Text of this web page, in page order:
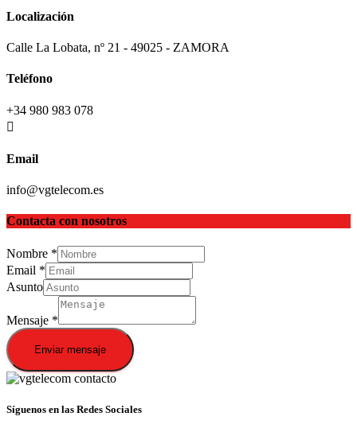
Localización
Calle La Lobata, nº 21 - 49025 - ZAMORA
Teléfono
+34 980 983 078
Email
info@vgtelecom.es
Contacta con nosotros
Nombre *
Email *
Asunto
Mensaje *
Enviar mensaje
Síguenos en las Redes Sociales